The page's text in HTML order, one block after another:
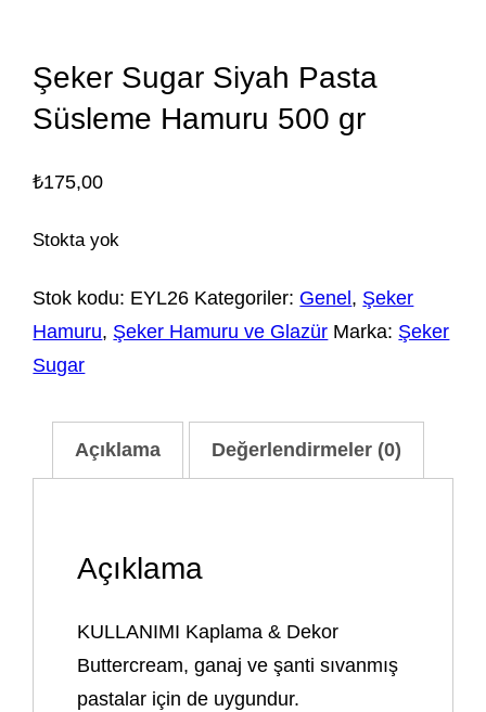
Şeker Sugar Siyah Pasta
Süsleme Hamuru 500 gr
₺175,00
Stokta yok
Stok kodu: EYL26 Kategoriler: Genel, Şeker
Hamuru, Şeker Hamuru ve Glazür Marka: Şeker
Sugar
Açıklama Değerlendirmeler (0)
Açıklama
KULLANIMI Kaplama & Dekor
Buttercream, ganaj ve şanti sıvanmış
pastalar için de uygundur.